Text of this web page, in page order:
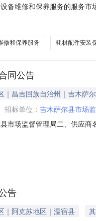
备维修和保养服务的服务
项目所在行政区划名称:新
修和保养服务 耗材配件安装
同公告
｜昌吉回族自治州｜吉木萨
招标单位： 吉木萨尔县市场
市场监督管理局二、供应
基本概况：七、其它事项
告
｜阿克苏地区｜温宿县